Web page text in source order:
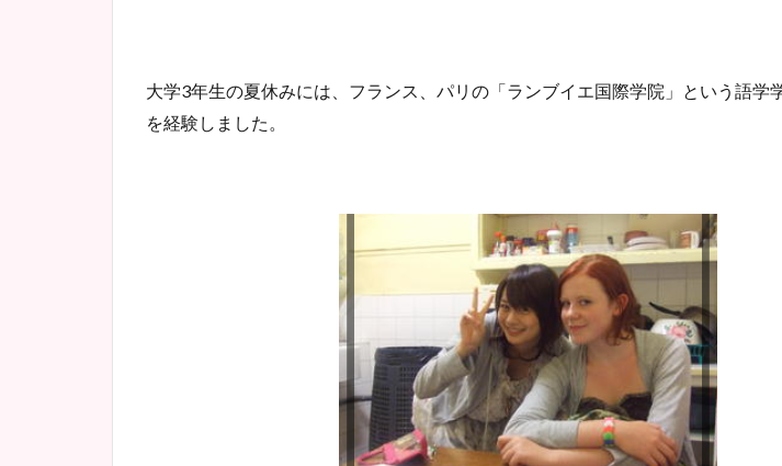
大学3年生の夏休みには、フランス、パリの「ランブイエ国際学院」という語学
を経験しました。